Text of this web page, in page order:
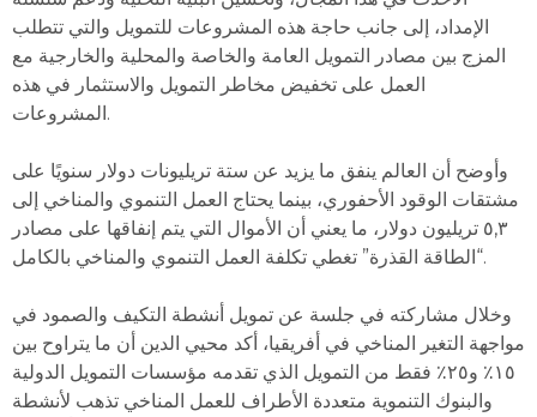
الإمداد، إلى جانب حاجة هذه المشروعات للتمويل والتي تتطلب
المزج بين مصادر التمويل العامة والخاصة والمحلية والخارجية مع
العمل على تخفيض مخاطر التمويل والاستثمار في هذه
المشروعات.
وأوضح أن العالم ينفق ما يزيد عن ستة تريليونات دولار سنويًا على
مشتقات الوقود الأحفوري، بينما يحتاج العمل التنموي والمناخي إلى
٥,٣ تريليون دولار، ما يعني أن الأموال التي يتم إنفاقها على مصادر
“الطاقة القذرة” تغطي تكلفة العمل التنموي والمناخي بالكامل.
وخلال مشاركته في جلسة عن تمويل أنشطة التكيف والصمود في
مواجهة التغير المناخي في أفريقيا، أكد محيي الدين أن ما يتراوح بين
١٥٪؜ و٢٥٪؜ فقط من التمويل الذي تقدمه مؤسسات التمويل الدولية
والبنوك التنموية متعددة الأطراف للعمل المناخي تذهب لأنشطة